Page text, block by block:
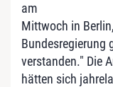
am
Mittwoch in
Bundesregierung
verstanden." Die
hätten sich